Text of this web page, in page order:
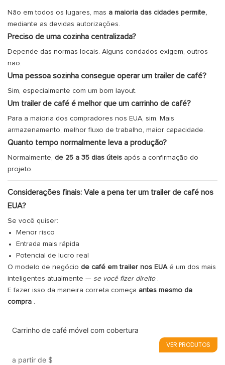
Não em todos os lugares, mas a maioria das cidades permite,
mediante as devidas autorizações.
Preciso de uma cozinha centralizada?
Depende das normas locais. Alguns condados exigem, outros
não.
Uma pessoa sozinha consegue operar um trailer de café?
Sim, especialmente com um bom layout.
Um trailer de café é melhor que um carrinho de café?
Para a maioria dos compradores nos EUA, sim. Mais
armazenamento, melhor fluxo de trabalho, maior capacidade.
Quanto tempo normalmente leva a produção?
Normalmente, de 25 a 35 dias úteis após a confirmação do
projeto.
Considerações finais: Vale a pena ter um trailer de café nos
EUA?
Se você quiser:
Menor risco
Entrada mais rápida
Potencial de lucro real
O modelo de negócio de café em trailer nos EUAé um dos mais
inteligentes atualmente — se você fizer direito.
E fazer isso da maneira correta começa antes mesmo da
compra .
Carrinho de café móvel com cobertura
a partir de $
VER PRODUTOS